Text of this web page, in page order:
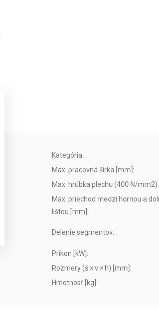
Kategória:
Max. pracovná šírka [mm] :
Max. hrúbka plechu (400 N/
Max. priechod medzi hornou a
lištou [mm] :
Delenie segmentov:
Príkon [kW] :
Rozmery (š × v × h) [mm] :
Hmotnosť [kg] :